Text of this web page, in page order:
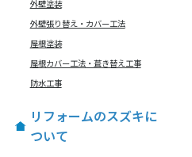
外壁塗装
外壁張り替え・カバー工法
屋根塗装
屋根カバー工法・葺き替え工事
防水工事
リフォームのスズキに
ついて